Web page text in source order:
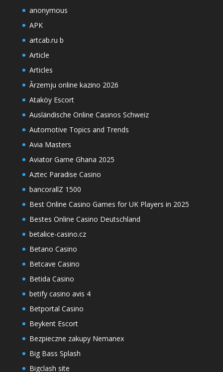
anonymous
APK
artcab.ru b
Article
Articles
Ārzemju online kazino 2026
Ataköy Escort
Ausländische Online Casinos Schweiz
Automotive Topics and Trends
Avia Masters
Aviator Game Ghana 2025
Aztec Paradise Casino
bancorallZ 1500
Best Online Casino Games for UK Players in 2025
Bestes Online Casino Deutschland
betalice-casino.cz
Betano Casino
Betcave Casino
Betida Casino
betify casino avis 4
Betportal Casino
Beykent Escort
Bezpieczne zakupy Nemanex
Big Bass Splash
Bigclash site